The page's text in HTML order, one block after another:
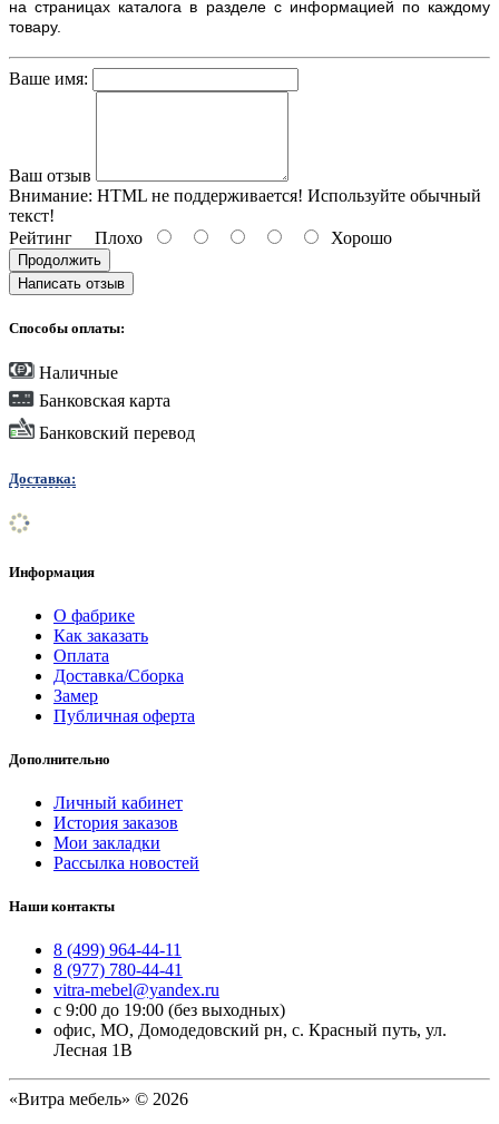
на страницах каталога в разделе с информацией по каждому
товару.
Ваше имя:
Ваш отзыв
Внимание: HTML не поддерживается! Используйте обычный
текст!
Рейтинг Плохо Хорошо
Продолжить
Написать отзыв
Способы оплаты:
Наличные
Банковская карта
Банковский перевод
Доставка:
Информация
О фабрике
Как заказать
Оплата
Доставка/Сборка
Замер
Публичная оферта
Дополнительно
Личный кабинет
История заказов
Мои закладки
Рассылка новостей
Наши контакты
8 (499) 964-44-11
8 (977) 780-44-41
vitra-mebel@yandex.ru
с 9:00 до 19:00 (без выходных)
офис, МО, Домодедовский рн, с. Красный путь, ул.
Лесная 1В
«Витра мебель» © 2026